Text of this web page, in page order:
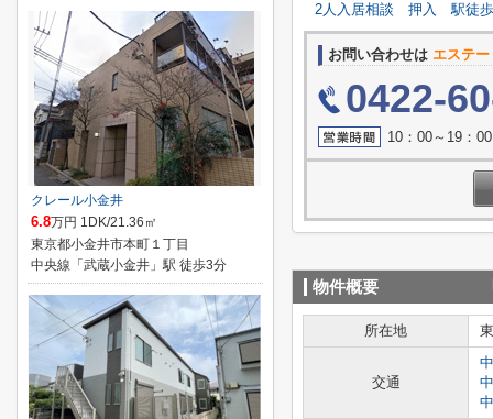
2人入居相談 押入 駅徒
お問い合わせは エステ
0422-
10：00～19：
物件概要
所在地
交通
クレール小金井
6.8万円 1DK/21.36㎡
東京都小金井市本町１丁目
中央線「武蔵小金井」駅 徒歩3分